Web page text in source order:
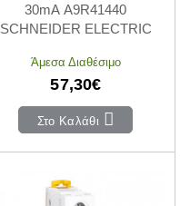
30mA A9R41440
SCHNEIDER ELECTRIC
Άμεσα Διαθέσιμο
57,30€
Στο Καλάθι